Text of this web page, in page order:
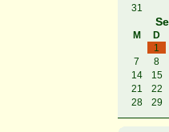
31
M
D
1
7
8
14
15
21
22
28
29